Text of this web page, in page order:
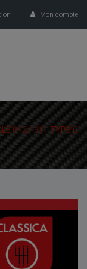
Mon compte
912 / 911 TYPE G